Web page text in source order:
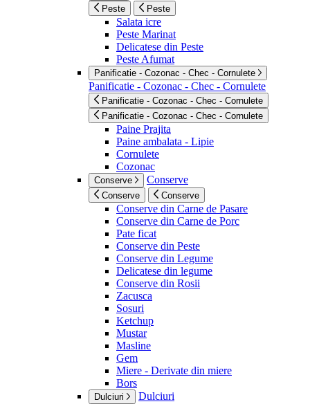
Peste Peste
Salata icre
Peste Marinat
Delicatese din Peste
Peste Afumat
Panificatie - Cozonac - Chec - Cornulete
Panificatie - Cozonac - Chec - Cornulete
Panificatie - Cozonac - Chec - Cornulete
Panificatie - Cozonac - Chec - Cornulete
Paine Prajita
Paine ambalata - Lipie
Cornulete
Cozonac
Conserve Conserve
Conserve Conserve
Conserve din Carne de Pasare
Conserve din Carne de Porc
Pate ficat
Conserve din Peste
Conserve din Legume
Delicatese din legume
Conserve din Rosii
Zacusca
Sosuri
Ketchup
Mustar
Masline
Gem
Miere - Derivate din miere
Bors
Dulciuri Dulciuri